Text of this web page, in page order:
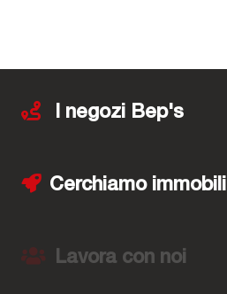
I negozi Bep's
Cerchiamo immobili
Lavora con noi